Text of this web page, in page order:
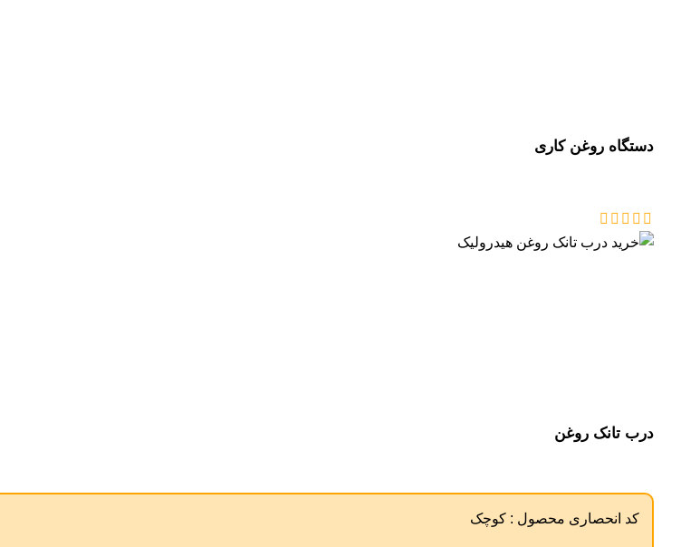
دستگاه روغن کاری
درب تانک روغن
کد انحصاری محصول : کوچک